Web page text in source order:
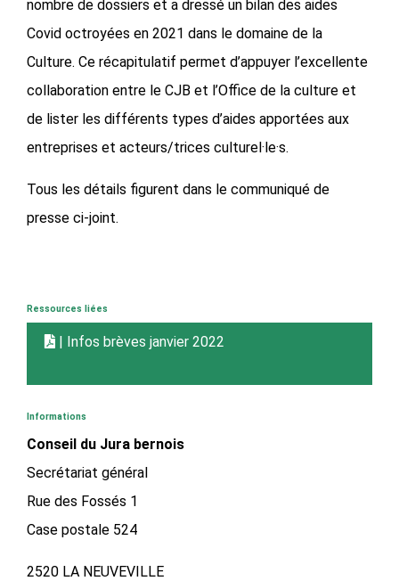
nombre de dossiers et a dressé un bilan des aides
Covid octroyées en 2021 dans le domaine de la
Culture. Ce récapitulatif permet d’appuyer l’excellente
collaboration entre le CJB et l’Office de la culture et
de lister les différents types d’aides apportées aux
entreprises et acteurs/trices culturel·le·s.
Tous les détails figurent dans le communiqué de
presse ci-joint.
Ressources liées
| Infos brèves janvier 2022
Informations
Conseil du Jura bernois
Secrétariat général
Rue des Fossés 1
Case postale 524
2520 LA NEUVEVILLE